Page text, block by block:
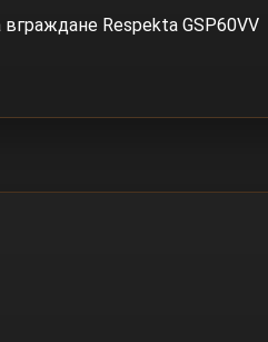
Respekta GSP60VV